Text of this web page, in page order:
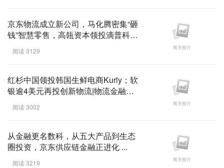
京东物流成立新公司，马化腾密集“砸
钱”智慧零售，高瓴资本领投滴普科技
阅读 3129
红杉中国领投韩国生鲜电商Kurly；软
银逾4美元再投创新物流|物流金融街
阅读 3002
从金融更名数科，从五大产品到生态
圈投资，京东供应链金融正进化 ...
阅读 3219